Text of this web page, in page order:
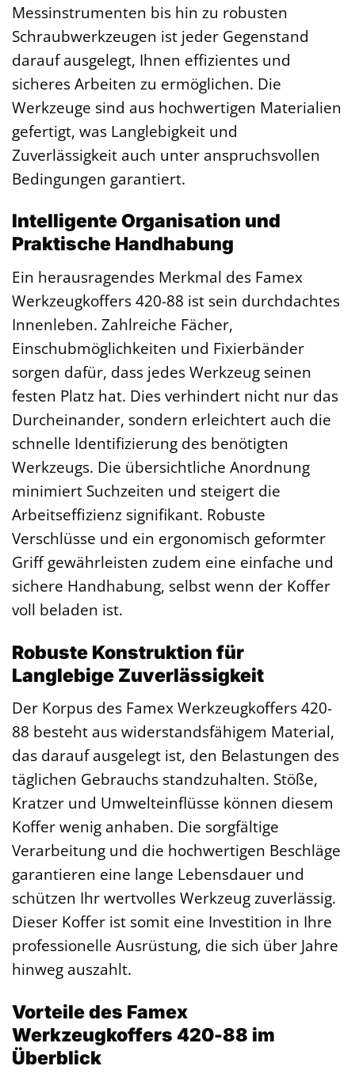
Messinstrumenten bis hin zu robusten
Schraubwerkzeugen ist jeder Gegenstand
darauf ausgelegt, Ihnen effizientes und
sicheres Arbeiten zu ermöglichen. Die
Werkzeuge sind aus hochwertigen Materialien
gefertigt, was Langlebigkeit und
Zuverlässigkeit auch unter anspruchsvollen
Bedingungen garantiert.
Intelligente Organisation und
Praktische Handhabung
Ein herausragendes Merkmal des Famex
Werkzeugkoffers 420-88 ist sein durchdachtes
Innenleben. Zahlreiche Fächer,
Einschubmöglichkeiten und Fixierbänder
sorgen dafür, dass jedes Werkzeug seinen
festen Platz hat. Dies verhindert nicht nur das
Durcheinander, sondern erleichtert auch die
schnelle Identifizierung des benötigten
Werkzeugs. Die übersichtliche Anordnung
minimiert Suchzeiten und steigert die
Arbeitseffizienz signifikant. Robuste
Verschlüsse und ein ergonomisch geformter
Griff gewährleisten zudem eine einfache und
sichere Handhabung, selbst wenn der Koffer
voll beladen ist.
Robuste Konstruktion für
Langlebige Zuverlässigkeit
Der Korpus des Famex Werkzeugkoffers 420-
88 besteht aus widerstandsfähigem Material,
das darauf ausgelegt ist, den Belastungen des
täglichen Gebrauchs standzuhalten. Stöße,
Kratzer und Umwelteinflüsse können diesem
Koffer wenig anhaben. Die sorgfältige
Verarbeitung und die hochwertigen Beschläge
garantieren eine lange Lebensdauer und
schützen Ihr wertvolles Werkzeug zuverlässig.
Dieser Koffer ist somit eine Investition in Ihre
professionelle Ausrüstung, die sich über Jahre
hinweg auszahlt.
Vorteile des Famex
Werkzeugkoffers 420-88 im
Überblick